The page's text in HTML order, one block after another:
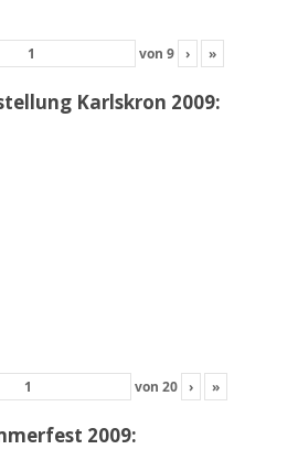
von 9 › »
Karlskron 2009:
von 20 › »
2009: